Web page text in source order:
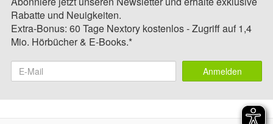
Rabatte und Neuigkeiten.
Extra-Bonus: 60 Tage Nextory kostenlos - Zugriff auf 1,4
Mio. Hörbücher & E-Books.*
Anmelden